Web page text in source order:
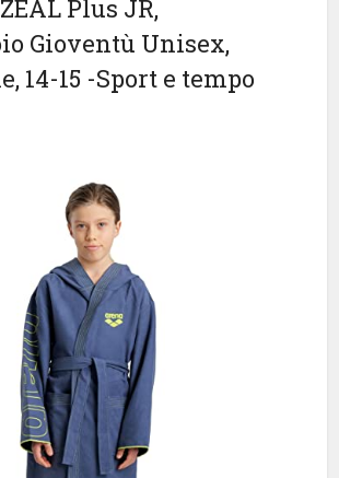
Plus JR,
Gioventù Unisex,
14-15 -Sport e tempo